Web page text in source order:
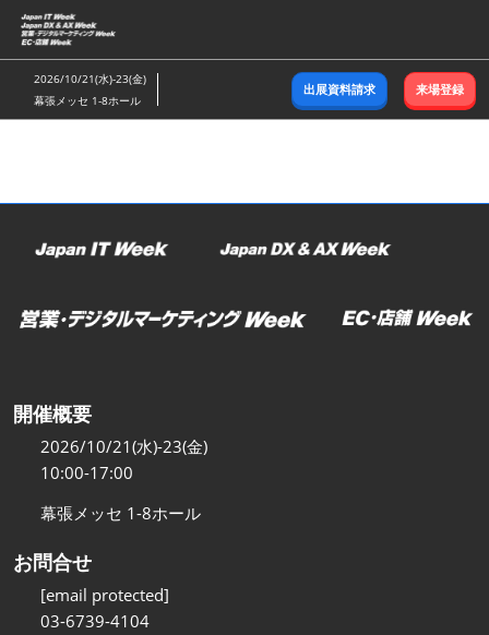
ス
キ
ッ
し
む
2026/10/21(水)-23(金)
幕張メッセ 1-8ホール
出展資料請求 来場登録
開催概要
2026/10/21(水)-23(金)
10:00-17:00
幕張メッセ 1-8ホール
お問合せ
[email protected]
03-6739-4104